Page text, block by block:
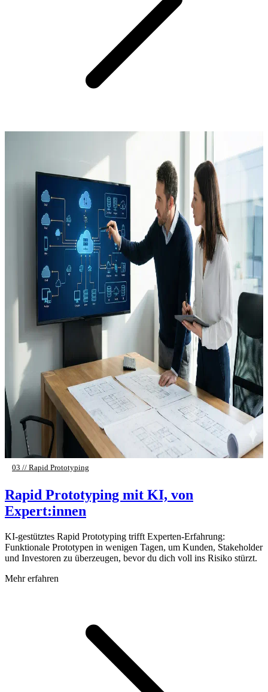
03 // Rapid Prototyping
Rapid Prototyping mit KI, von
Expert:innen
KI-gestütztes Rapid Prototyping trifft Experten-Erfahrung:
Funktionale Prototypen in wenigen Tagen, um Kunden, Stakeholder
und Investoren zu überzeugen, bevor du dich voll ins Risiko stürzt.
Mehr erfahren